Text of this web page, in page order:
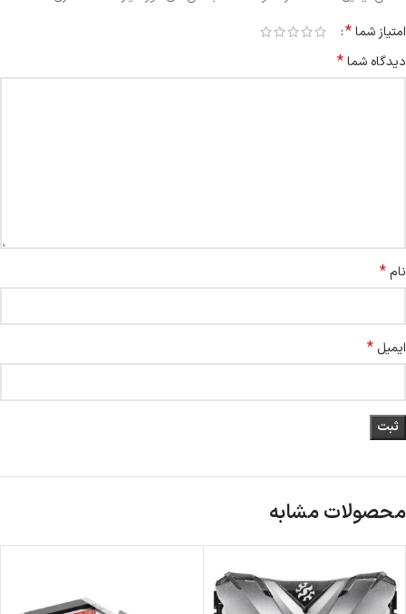
امتیاز شما*
دیدگاه شما*
نام*
ایمیل *
محصولات مشابه